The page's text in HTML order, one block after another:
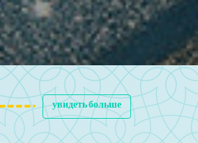
увидеть больше